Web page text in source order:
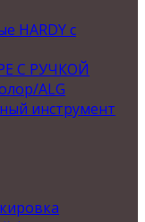
HARDY с
С РУЧКОЙ
ALG
инструмент